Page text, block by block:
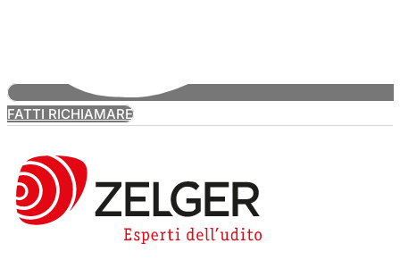
FATTI RICHIAMARE